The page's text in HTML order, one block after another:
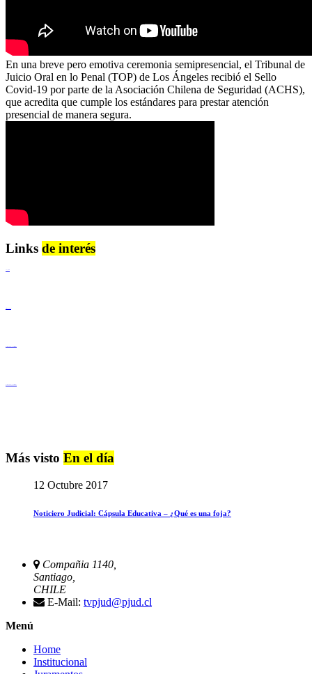
En una breve pero emotiva ceremonia semipresencial, el Tribunal de
Juicio Oral en lo Penal (TOP) de Los Ángeles recibió el Sello
Covid-19 por parte de la Asociación Chilena de Seguridad (ACHS),
que acredita que cumple los estándares para prestar atención
presencial de manera segura.
Links de interés
Más visto En el día
12 Octubre 2017
Noticiero Judicial: Cápsula Educativa – ¿Qué es una foja?
Compañia 1140,
Santiago,
CHILE
E-Mail: tvpjud@pjud.cl
Menú
Home
Institucional